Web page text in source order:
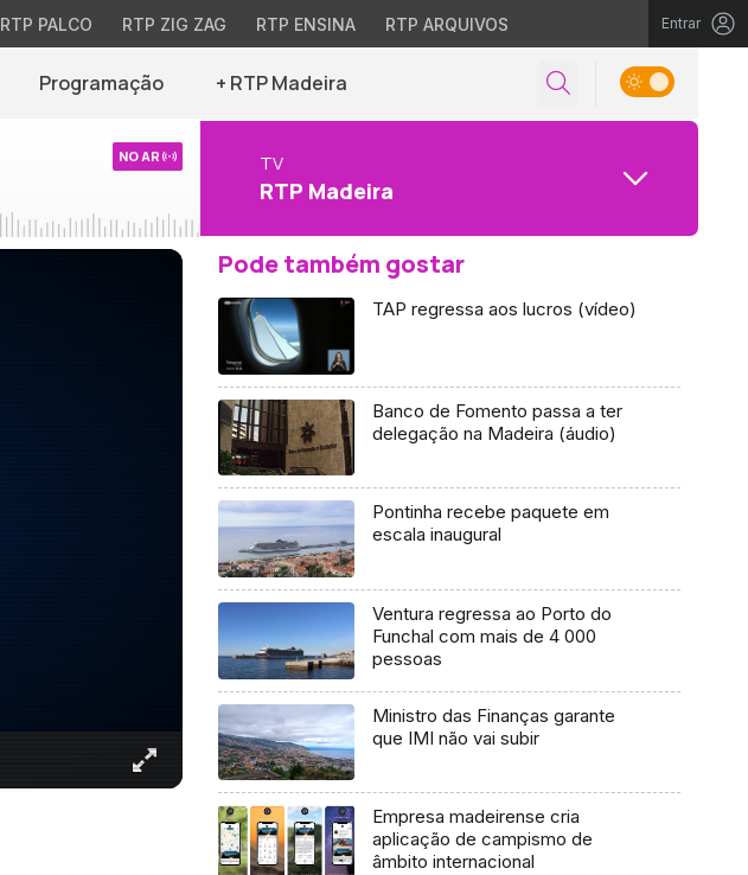
RTP PALCO RTP ZIG ZAG RTP ENSINA RTP ARQUIVOS Entrar
Programação + RTP Madeira
NO AR TV
RTP Madeira
Pode também gostar
TAP regressa aos lucros (vídeo)
Banco de Fomento passa a ter
delegação na Madeira (áudio)
Pontinha recebe paquete em
escala inaugural
Ventura regressa ao Porto do
Funchal com mais de 4 000
pessoas
Ministro das Finanças garante
que IMI não vai subir
Empresa madeirense cria
aplicação de campismo de
âmbito internacional